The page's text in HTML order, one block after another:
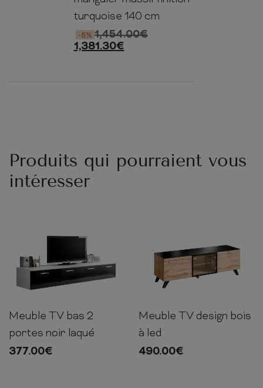
turquoise 140 cm
1,454.00€
-5%
1,381.30€
Produits qui pourraient vous
intéresser
35cm 200cm
Meuble TV bas 2
portes noir laqué
377.00€
47cm 150cm 45cm
Meuble TV design bois
à led
490.00€